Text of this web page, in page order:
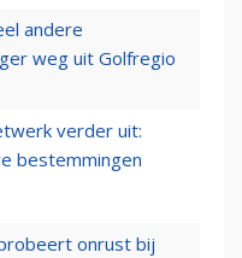
andere
weg uit Golfregio
verder uit:
bestemmingen
onrust bij